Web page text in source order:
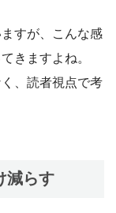
すが、こんな感
きますよね。
、読者視点で考
減らす